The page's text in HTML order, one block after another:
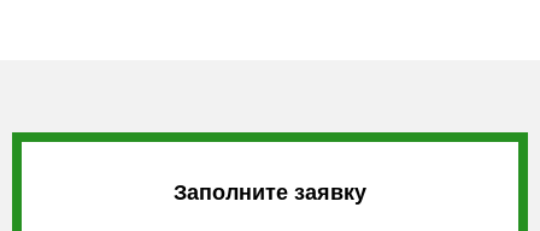
Заполните заявку